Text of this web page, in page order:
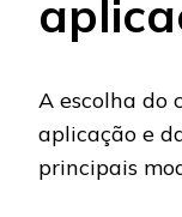
A escolha do
aplicação e
principais